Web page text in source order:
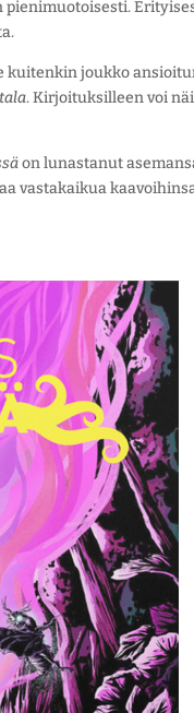
kuitenkin joukko
. Kirjoituksilleen voi
on lunastanut
vastakaikua